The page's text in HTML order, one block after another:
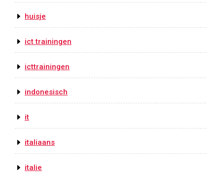
huisje
ict trainingen
icttrainingen
indonesisch
it
italiaans
italie